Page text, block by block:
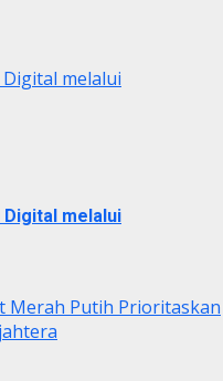
melalui
melalui
Merah Putih Prioritaskan